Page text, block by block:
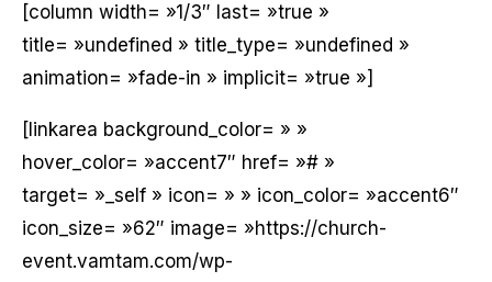
[column width= »1/3″ last= »true »
title= »undefined » title_type= »undefined »
animation= »fade-in » implicit= »true »]
[linkarea background_color= » »
hover_color= »accent7″ href= »# »
target= »_self » icon= » » icon_color= »accent6″
icon_size= »62″ image= »https://church-
event.vamtam.com/wp-